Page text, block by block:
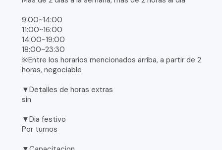
9:00~14:00
11:00~16:00
14:00~19:00
18:00~23:30
※Entre los horarios mencionados arriba, a partir de 2
horas, negociable
▼Detalles de horas extras
sin
▼Dia festivo
Por turnos